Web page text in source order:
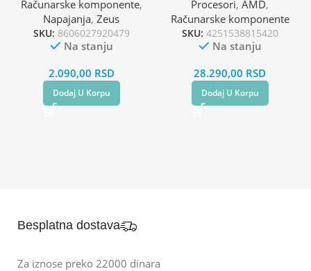
Računarske komponente,
Napajanja, Zeus
SKU: 8606027920479
Na stanju
2.090,00 RSD
Dodaj U Korpu
Procesori, AMD,
Računarske komponente
SKU: 4251538815420
Na stanju
28.290,00 RSD
Dodaj U Korpu
Besplatna dostava
Za iznose preko 22000 dinara